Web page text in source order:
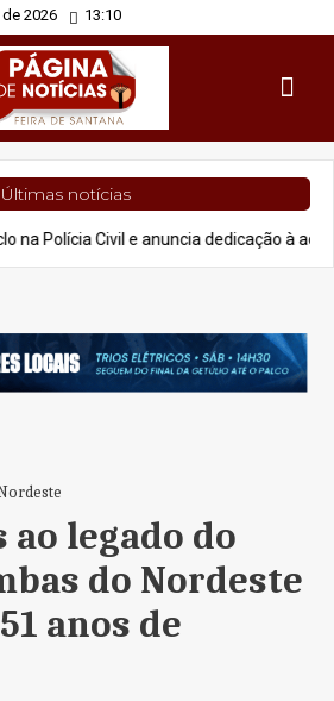
2026 13:10
Últimas notícias
Civil e anuncia dedicação à advocacia
ao legado do
do Nordeste
anos de